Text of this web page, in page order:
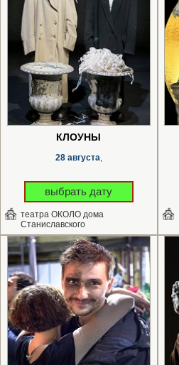
КЛОУНЫ
28 августа
выбрать дату
театра ОКОЛО дома
Станиславского